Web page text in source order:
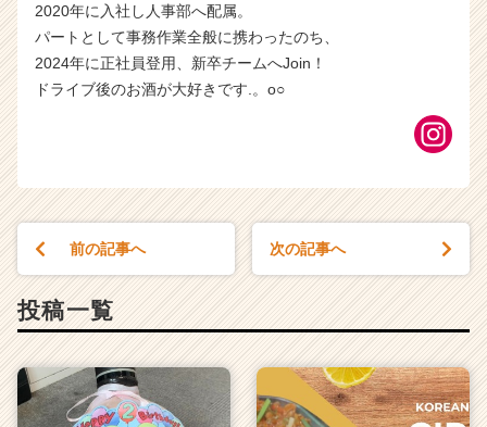
2020年に入社し人事部へ配属。
パートとして事務作業全般に携わったのち、
2024年に正社員登用、新卒チームへJoin！
ドライブ後のお酒が大好きです.。o○
前の記事へ 次の記事へ
投稿一覧